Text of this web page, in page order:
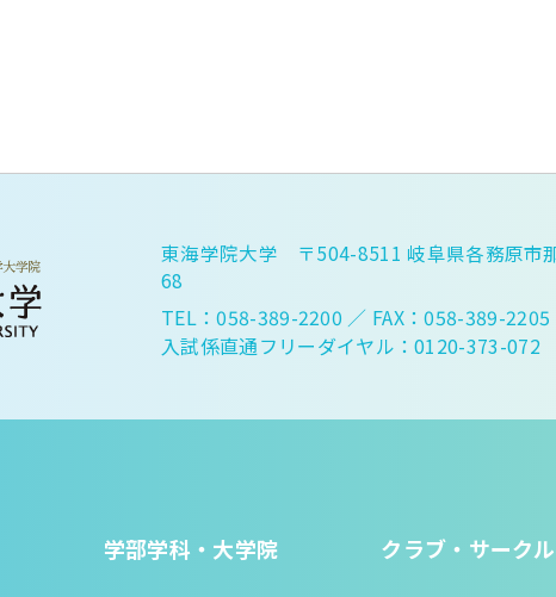
東海学院大学 〒504-8511 岐阜県各務原市
68
TEL：058-389-2200 ／ FAX：058-389-2205
入試係直通フリーダイヤル：0120-373-072
学部学科・大学院 クラブ・サークル